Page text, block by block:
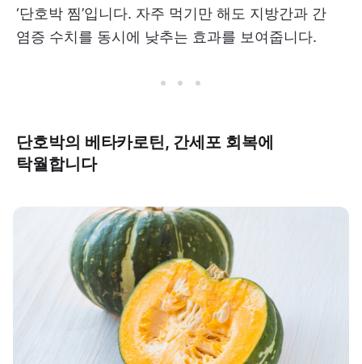
‘단호박 찜’입니다. 자주 먹기만 해도 지방간과 간
염증 수치를 동시에 낮추는 효과를 보여줍니다.
단호박의 베타카로틴, 간세포 회복에
탁월합니다